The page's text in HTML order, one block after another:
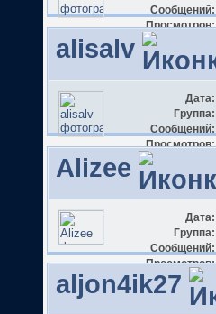
Сообщений:
Просмотров:
alisalv
Дата:
Группа:
Сообщений:
Просмотров:
Alizee
Дата:
Группа:
Сообщений:
Просмотров:
aljon4ik27